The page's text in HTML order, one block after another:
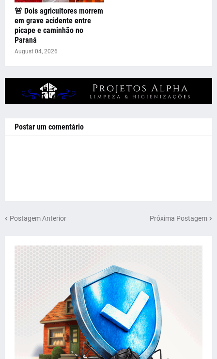
🚨 Dois agricultores morrem
em grave acidente entre
picape e caminhão no
Paraná
August 04, 2026
Postar um comentário
Postagem Anterior Próxima Postagem